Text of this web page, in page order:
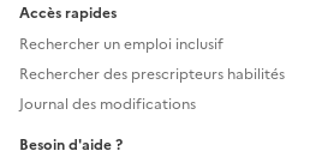
Accès rapides
Rechercher un emploi inclusif
Rechercher des prescripteurs habilités
Journal des modifications
Besoin d'aide ?